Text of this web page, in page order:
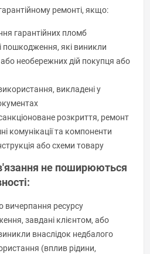
ремонті, якщо:
гарантійних пломб
пошкодження, які виникли
необережних дій покупця або
викладені у
розкриття, ремонт
комунікації та компоненти
або схеми товару
не поширюються
вичерпання ресурсу
завдані клієнтом, або
внаслідок недбалого
(вплив рідини,